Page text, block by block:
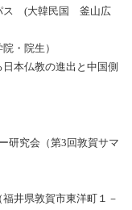
(大韓民国 釜山広
・院生）
本仏教の進出と中国側
研究会（第3回敦賀サマ
県敦賀市東洋町１－